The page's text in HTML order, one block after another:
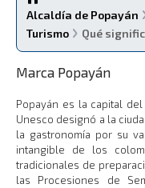
Alcaldía de Popayán
Turismo
Qué
​Marca Popayán
Popayán es la capital
Unesco designó a la
la gastronomía por su
intangible de los
tradicionales de
las Procesiones de